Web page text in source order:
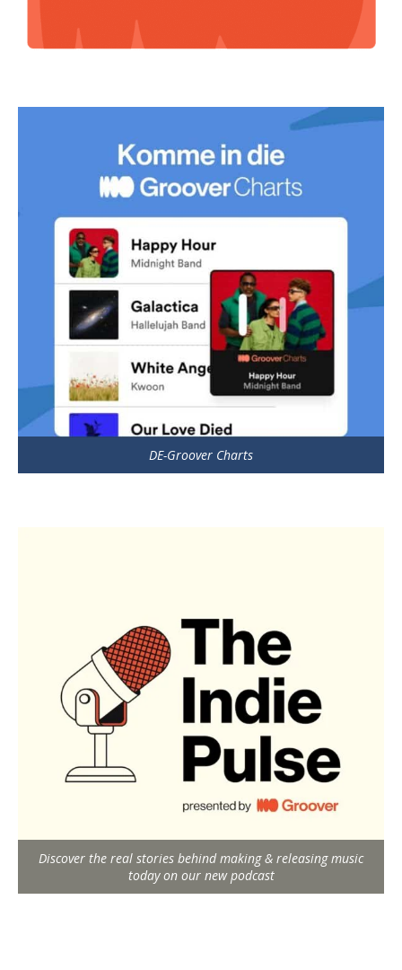
DE-Groover Charts
Discover the real stories behind making & releasing music
today on our new podcast